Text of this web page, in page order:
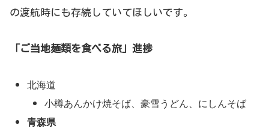
の渡航時にも存続していてほしいです。
「ご当地麺類を食べる旅」進捗
北海道
小樽あんかけ焼そば、豪雪うどん、にしんそば
青森県